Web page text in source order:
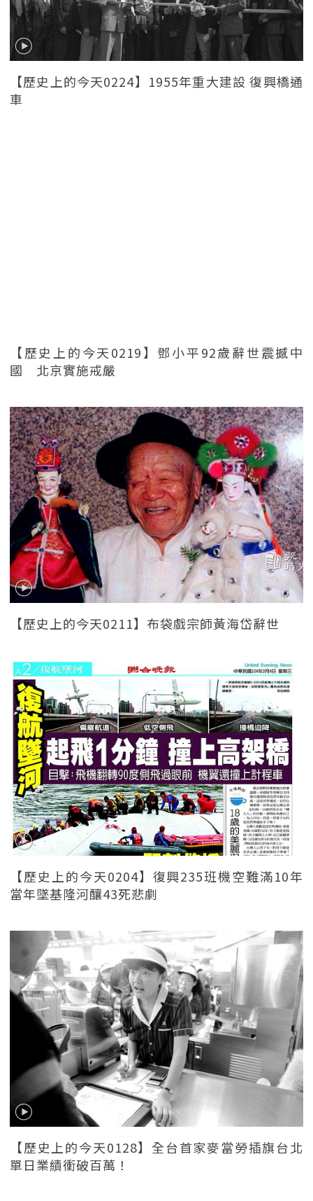
【歷史上的今天0224】1955年重大建設 復興橋通
車
【歷史上的今天0219】鄧小平92歲辭世震撼中
國 北京實施戒嚴
【歷史上的今天0211】布袋戲宗師黃海岱辭世
【歷史上的今天0204】復興235班機空難滿10年
當年墜基隆河釀43死悲劇
【歷史上的今天0128】全台首家麥當勞插旗台北
單日業績衝破百萬！